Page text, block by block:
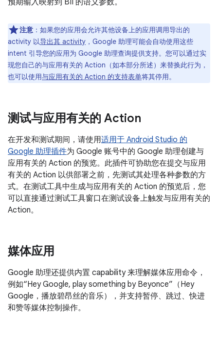
注意 ：如果您的应用会允许其他设备上的应用调用导出的
activity 以导出其 activity ，Google 助理可能会自动使用这些
intent 引导您的应用为 Google 助理查询提供支持。您可以通过实
现您自己的与应用有关的 Action（如本部分所述）来替换此行为，
也可以使用与应用有关的 Action 的支持表单将其停用。
测试与应用有关的 Action
在开发和测试期间，请使用适用于 Android Studio 的
Google 助理插件为 Google 账号中的 Google 助理创建与
应用有关的 Action 的预览。此插件可协助您在提交与应用
有关的 Action 以供部署之前，先测试其处理各种参数的方
式。在测试工具中生成与应用有关的 Action 的预览后，您
可以直接通过测试工具窗口在测试设备上触发与应用有关的
Action。
媒体应用
Google 助理还提供内置 capability 来理解媒体应用命令，
例如“Hey Google, play something by Beyonce”（Hey
Google，播放碧昂丝的音乐），并支持暂停、跳过、快进
和赞等媒体控制操作。